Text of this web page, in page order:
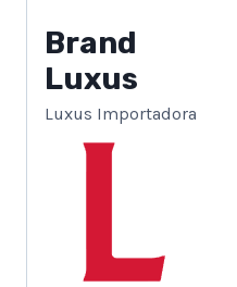
Brand
Luxus
Luxus Importadora